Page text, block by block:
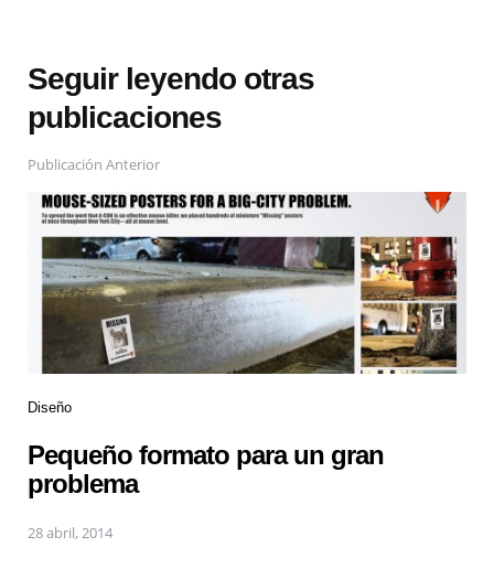
Seguir leyendo otras
publicaciones
Publicación Anterior
Diseño
Pequeño formato para un gran
problema
28 abril, 2014